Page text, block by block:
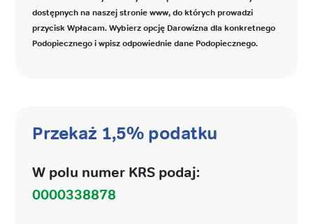
dostępnych na naszej stronie www, do których prowadzi
przycisk Wpłacam. Wybierz opcję Darowizna dla konkretnego
Podopiecznego i wpisz odpowiednie dane Podopiecznego.
Przekaż 1,5% podatku
W polu numer KRS podaj:
0000338878